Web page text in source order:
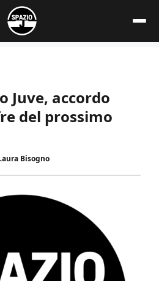
Juve, accordo
del prossimo
Bisogno